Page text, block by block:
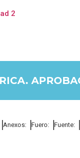
2
Anexos: Fuero: Fuente: